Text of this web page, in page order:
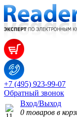
+7 (495) 923-99-07
Обратный звонок
Вход/Выход
0 товаров в